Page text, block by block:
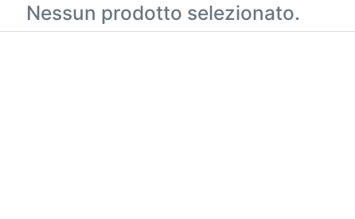
Nessun prodotto selezionato.